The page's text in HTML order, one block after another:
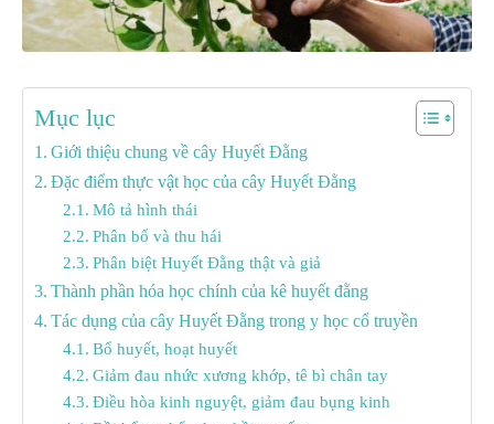
Mục lục
Giới thiệu chung về cây Huyết Đằng
Đặc điểm thực vật học của cây Huyết Đằng
Mô tả hình thái
Phân bố và thu hái
Phân biệt Huyết Đằng thật và giả
Thành phần hóa học chính của kê huyết đằng
Tác dụng của cây Huyết Đằng trong y học cổ truyền
Bổ huyết, hoạt huyết
Giảm đau nhức xương khớp, tê bì chân tay
Điều hòa kinh nguyệt, giảm đau bụng kinh